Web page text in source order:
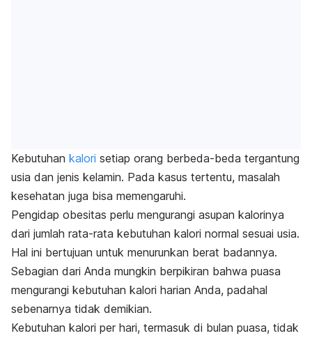
Kebutuhan kalori setiap orang berbeda-beda tergantung
usia dan jenis kelamin. Pada kasus tertentu, masalah
kesehatan juga bisa memengaruhi.
Pengidap obesitas perlu mengurangi asupan kalorinya
dari jumlah rata-rata kebutuhan kalori normal sesuai usia.
Hal ini bertujuan untuk menurunkan berat badannya.
Sebagian dari Anda mungkin berpikiran bahwa puasa
mengurangi kebutuhan kalori harian Anda, padahal
sebenarnya tidak demikian.
Kebutuhan kalori per hari, termasuk di bulan puasa, tidak